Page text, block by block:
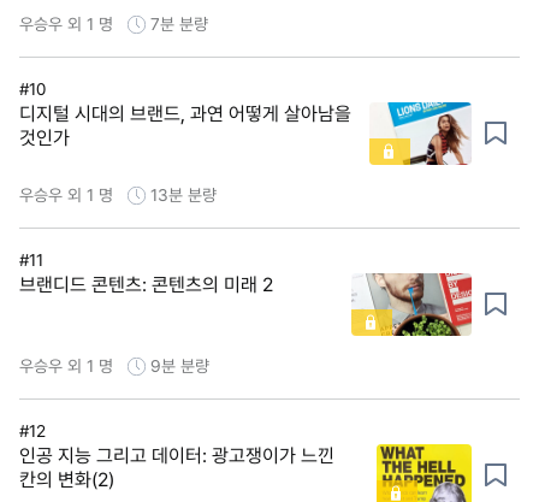
우승우 외 1 명 7분 분량
#10
디지털 시대의 브랜드, 과연 어떻게 살아남을
것인가
우승우 외 1 명 13분 분량
#11
브랜디드 콘텐츠: 콘텐츠의 미래 2
우승우 외 1 명 9분 분량
#12
인공 지능 그리고 데이터: 광고쟁이가 느낀
칸의 변화(2)